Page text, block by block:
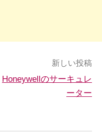
新しい投稿
Honeywellのサーキュレ
ーター